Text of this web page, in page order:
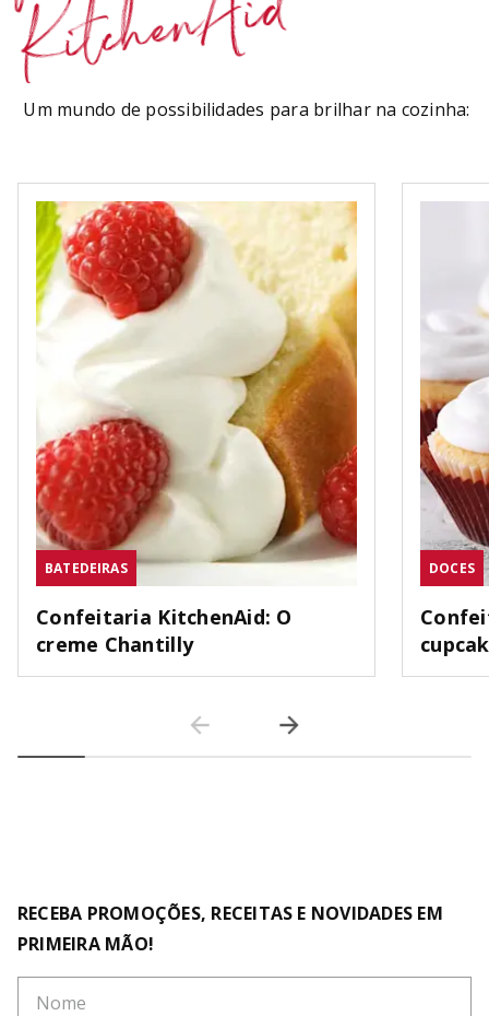
Um mundo de possibilidades para brilhar na cozinha:
BATEDEIRAS
Confeitaria KitchenAid: O
creme Chantilly
DOCES
RECEBA PROMOÇÕES, RECEITAS E NOVIDADES EM
PRIMEIRA MÃO!